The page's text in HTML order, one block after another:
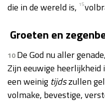
die in de wereld is, 15
Groeten en
10De God nu aller
Zijn eeuwige heerlijkheid
een weinig tijdszullen
volmake, bevestige,